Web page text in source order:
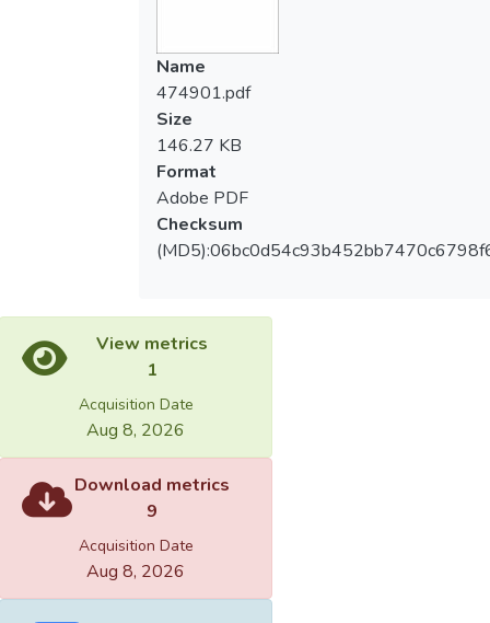
Name
474901.pdf
Size
146.27 KB
Format
Adobe PDF
Checksum
View metrics
1
Acquisition Date
Aug 8, 2026
Download metrics
9
Acquisition Date
Aug 8, 2026